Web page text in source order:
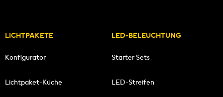
LICHTPAKETE
Konfigurator
Lichtpaket-Küche
LED-BELEUCHTUNG
Starter Sets
LED-Streifen